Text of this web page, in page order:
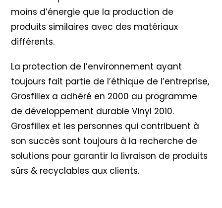
moins d’énergie que la production de
produits similaires avec des matériaux
différents.
La protection de l’environnement ayant
toujours fait partie de l’éthique de l’entreprise,
Grosfillex a adhéré en 2000 au programme
de développement durable Vinyl 2010.
Grosfillex et les personnes qui contribuent à
son succès sont toujours à la recherche de
solutions pour garantir la livraison de produits
sûrs & recyclables aux clients.